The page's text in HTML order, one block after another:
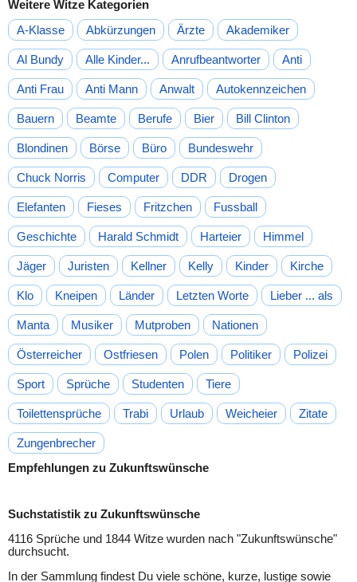
Weitere Witze Kategorien
A-Klasse
Abkürzungen Ärzte Akademiker
Al Bundy Alle Kinder... Anrufbeantworter Anti
Anti Frau Anti Mann Anwalt Autokennzeichen
Bauern Beamte Berufe Bier Bill Clinton
Blondinen Börse Büro Bundeswehr
Chuck Norris Computer DDR Drogen
Elefanten Fieses Fritzchen Fussball
Geschichte Harald Schmidt Harteier Himmel
Jäger Juristen Kellner Kelly Kinder Kirche
Klo Kneipen Länder Letzten Worte Lieber ... als
Manta Musiker Mutproben Nationen
Österreicher Ostfriesen Polen Politiker Polizei
Sport Sprüche Studenten Tiere
Toilettensprüche Trabi Urlaub Weicheier Zitate
Zungenbrecher
Empfehlungen zu Zukunftswünsche
Suchstatistik zu Zukunftswünsche
4116 Sprüche und 1844 Witze wurden nach "Zukunftswünsche"
durchsucht.
In der Sammlung findest Du viele schöne, kurze, lustige sowie